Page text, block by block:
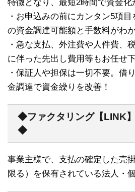
特徴となり、最短2時間で資金化
・お申込みの前にカンタン5項
の資金調達可能額と手数料がわか
・急な支払、外注費や人件費、
に伴った先出し費用等もお任せ
・保証人や担保は一切不要。借
金調達で資金繰りを改善！
◆ファクタリング【LINK
◆
事業主様で、支払の確定した売
限る）を保有されている法人・